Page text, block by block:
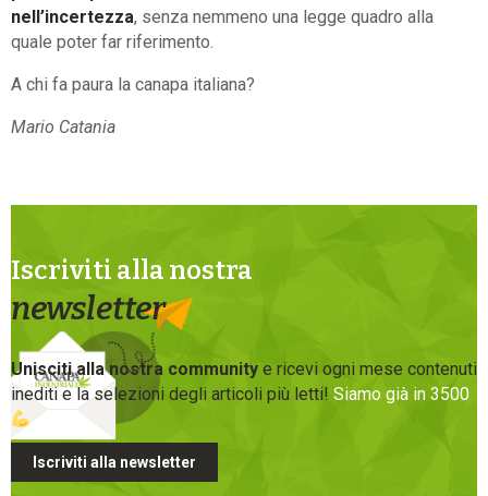
nell’incertezza, senza nemmeno una legge quadro alla
quale poter far riferimento.
A chi fa paura la canapa italiana?
Mario Catania
Iscriviti alla nostra
newsletter
Unisciti alla nostra community e ricevi ogni mese contenuti
inediti e la selezioni degli articoli più letti! Siamo già in 3500
Iscriviti alla newsletter